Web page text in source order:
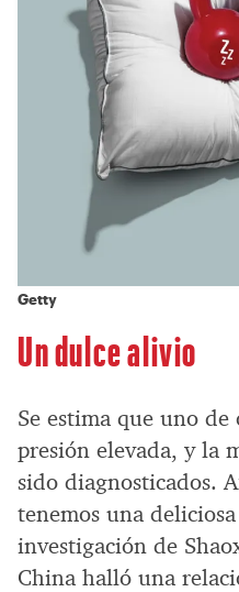
Getty
Un dulce alivio
Se estima que uno
presión elevada, y la
sido diagnosticados.
tenemos una
investigación de
China halló una